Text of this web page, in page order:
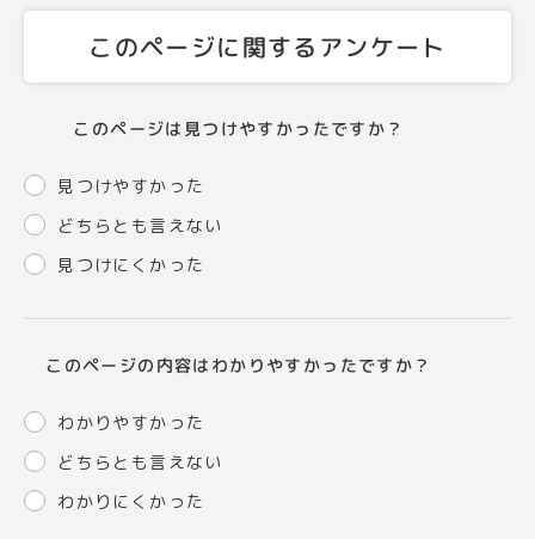
このページに関するアンケート
このページは見つけやすかったですか？
見つけやすかった
どちらとも言えない
見つけにくかった
このページの内容はわかりやすかったですか？
わかりやすかった
どちらとも言えない
わかりにくかった